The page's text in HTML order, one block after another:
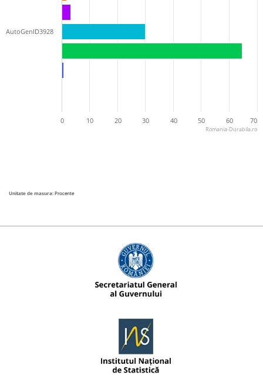
AutoGenID3928
0 10 20 30 40 50 60 70
Romania-Durabila.ro
Unitate de masura:Procente